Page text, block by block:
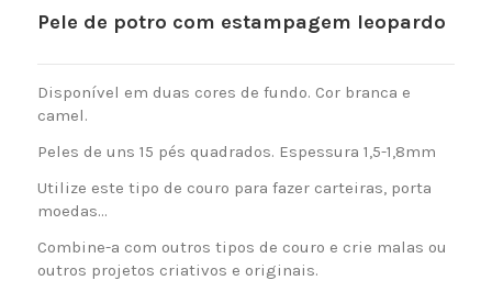
Pele de potro com estampagem leopardo
Disponível em duas cores de fundo. Cor branca e
camel.
Peles de uns 15 pés quadrados. Espessura 1,5-1,8mm
Utilize este tipo de couro para fazer carteiras, porta
moedas...
Combine-a com outros tipos de couro e crie malas ou
outros projetos criativos e originais.